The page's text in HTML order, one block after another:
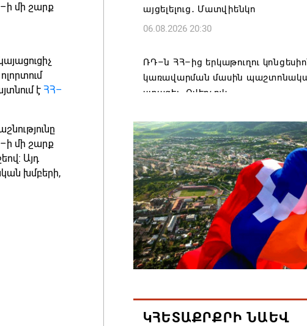
մի շարք
է ՀՀ–
մի շարք
Այդ
խմբերի,
այցելելուց․ Մատվիենկո
06.08.2026 20:30
ՌԴ–ն ՀՀ–ից երկաթուղու
կառավարման մասին
ստացել. Օվերչուկ
Հայաստանյայց Առաքելական
առաջնորդը կկանգնի դատարանի
կառավարության հետ խորացող
հակամարտության պատճառով․
արձագանքը
06.08.2026 18:41
Ռուսաստանից Ադրբեջանի
06.08.2026 17:52
ԿՀԵՏԱՔՐՔՐԻ ՆԱԵՎ